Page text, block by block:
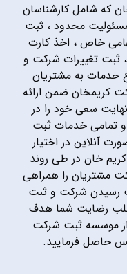
که شامل کارشناسان
محدود ، ثبت
خاص ، اخذ کارت
، ثبت تغییرات شرکت و
خدمات به مشتریان
کریمخان ضمن ارائه
سعی خود را در
تمامی خدمات ثبت
آنلاین در اختیار
خان در طی روند
مشتریان را همراهی
رسیدن شرکت و ثبت
جلب رضایت شما هدف
موسسه ثبت شرکت